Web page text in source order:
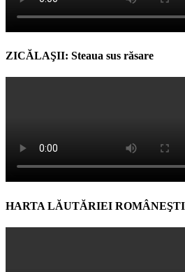
ZICĂLAŞII: Steaua sus răsare
HARTA LĂUTĂRIEI